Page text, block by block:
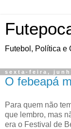
Futebol, Política e
sexta-feira,
O febeapá
Para quem não
que lembro, mas
era o Festival de